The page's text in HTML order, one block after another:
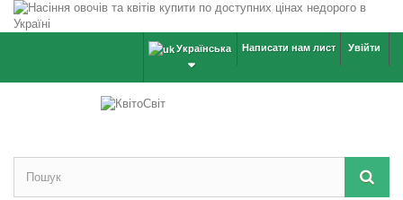
Увійти
Написати нам лист
Українська